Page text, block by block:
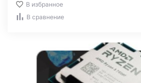
В избранное
В сравнение